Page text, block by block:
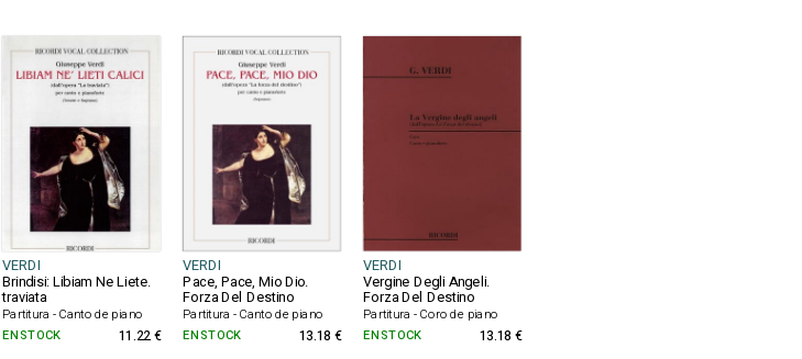
VERDI VERDI
VERDI
Brindisi: Libiam Ne Liete.
traviata
Partitura - Canto de piano
Pace, Pace, Mio Dio.
Forza Del Destino
Partitura - Canto de piano
Vergine Degli Angeli.
Forza Del Destino
Partitura - Coro de piano
EN STOCK 11.22 € EN STOCK 13.18 € EN STOCK 13.18 €